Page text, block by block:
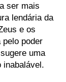
ser mais
lendária da
e os
poder
uma
inabalável.